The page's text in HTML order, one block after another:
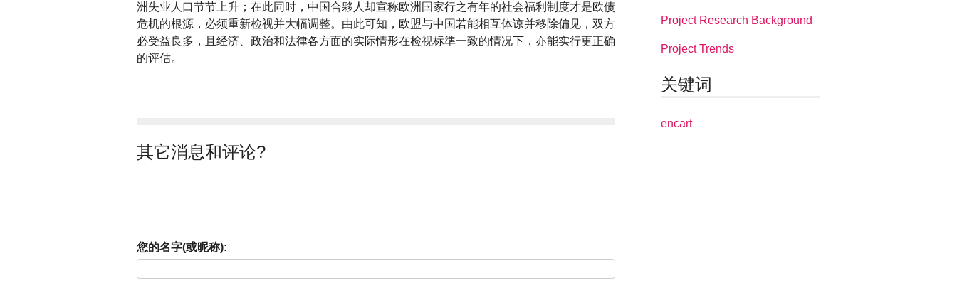
洲失业人口节节上升；在此同时，中国合夥人却宣称欧洲国家行之有年的社会福利制度才是欧债
危机的根源，必须重新检视并大幅调整。由此可知，欧盟与中国若能相互体谅并移除偏见，双方
必受益良多，且经济、政治和法律各方面的实际情形在检视标準一致的情况下，亦能实行更正确
的评估。
其它消息和评论?
您的名字(或昵称):
Project Research Background
Project Trends
关键词
encart